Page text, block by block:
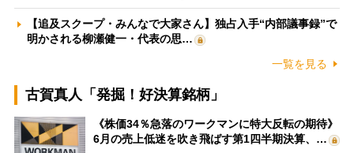
【追及スクープ・みんなで大家さん】独占入手“内部議事録”で
明かされる柳瀬健一・代表の思…
一覧を見る
古賀真人「発掘！好決算銘柄」
《株価34％急落のワークマンに特大反転の期待》
6月の売上低迷を吹き飛ばす第1四半期決算、…